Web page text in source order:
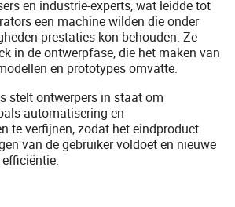
en industrie-experts, wat leidde tot
een machine wilden die onder
prestaties kon behouden. Ze
in de ontwerpfase, die het maken van
en prototypes omvatte.
stelt ontwerpers in staat om
automatisering en
te verfijnen, zodat het eindproduct
van de gebruiker voldoet en nieuwe